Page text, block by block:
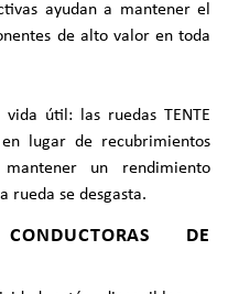
ayudan a mantener el
de alto valor en toda
útil: las ruedas TENTE
lugar de recubrimientos
un rendimiento
rueda se desgasta.
DE